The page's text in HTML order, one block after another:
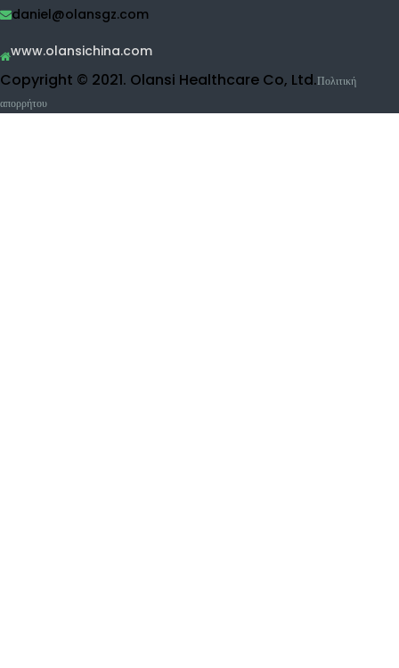
Καθαριστής νερού
RO καθαριστής νερού
UF καθαριστής νερού
Καθαριστικό φρούτων και λαχανικών